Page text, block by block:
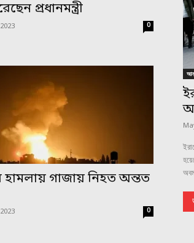
প্রধানমন্ত্রী
0
হামলায় গাজায় নিহত অন্তত
0